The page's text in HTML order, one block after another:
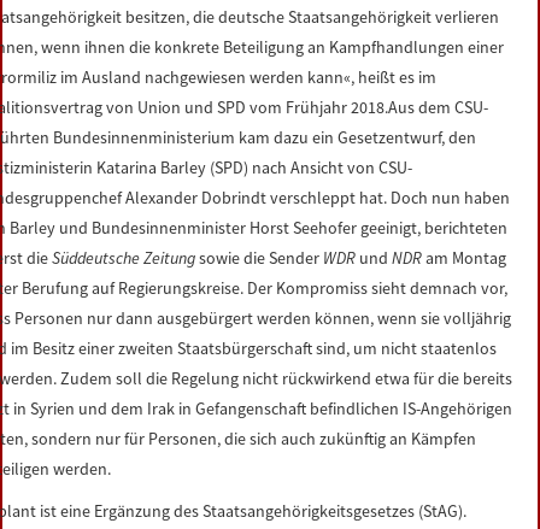
besitzen, die deutsche Staatsangehörigkeit verlieren
wenn ihnen die konkrete Beteiligung an Kampfhandlungen einer
im Ausland nachgewiesen werden kann«, heißt es im
von Union und SPD vom Frühjahr 2018.Aus dem CSU-
Bundesinnenministerium kam dazu ein Gesetzentwurf, den
Katarina Barley (SPD) nach Ansicht von CSU-
Alexander Dobrindt verschleppt hat. Doch nun haben
Barley und Bundesinnenminister Horst Seehofer geeinigt, berichteten
dieSüddeutsche Zeitungsowie die Sender WDR undNDRam Montag
Berufung auf Regierungskreise. Der Kompromiss sieht demnach vor,
Personen nur dann ausgebürgert werden können, wenn sie volljährig
im Besitz einer zweiten Staatsbürgerschaft sind, um nicht staatenlos
Zudem soll die Regelung nicht rückwirkend etwa für die bereits
in Syrien und dem Irak in Gefangenschaft befindlichen IS-Angehörigen
sondern nur für Personen, die sich auch zukünftig an Kämpfen
werden.
ist eine Ergänzung des Staatsangehörigkeitsgesetzes (StAG).